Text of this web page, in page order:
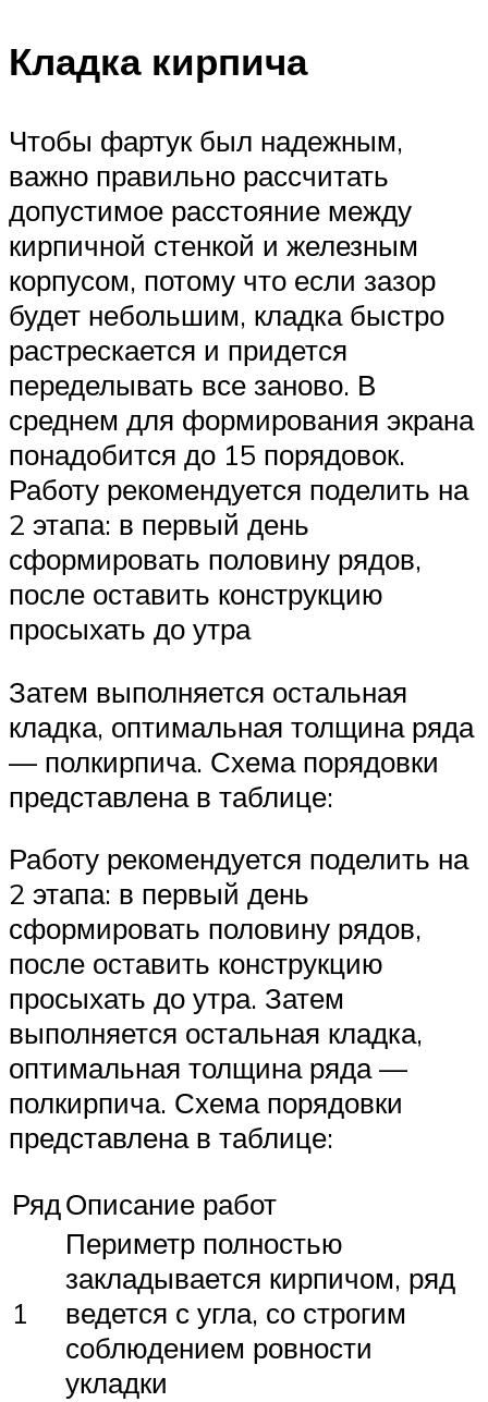
Кладка кирпича
Чтобы фартук был надежным,
важно правильно рассчитать
допустимое расстояние между
кирпичной стенкой и железным
корпусом, потому что если зазор
будет небольшим, кладка быстро
растрескается и придется
переделывать все заново. В
среднем для формирования экрана
понадобится до 15 порядовок.
Работу рекомендуется поделить на
2 этапа: в первый день
сформировать половину рядов,
после оставить конструкцию
просыхать до утра
Затем выполняется остальная
кладка, оптимальная толщина ряда
— полкирпича. Схема порядовки
представлена в таблице:
Работу рекомендуется поделить на
2 этапа: в первый день
сформировать половину рядов,
после оставить конструкцию
просыхать до утра. Затем
выполняется остальная кладка,
оптимальная толщина ряда —
полкирпича. Схема порядовки
представлена в таблице:
РядОписание работ
1
Периметр полностью
закладывается кирпичом, ряд
ведется с угла, со строгим
соблюдением ровности
укладки